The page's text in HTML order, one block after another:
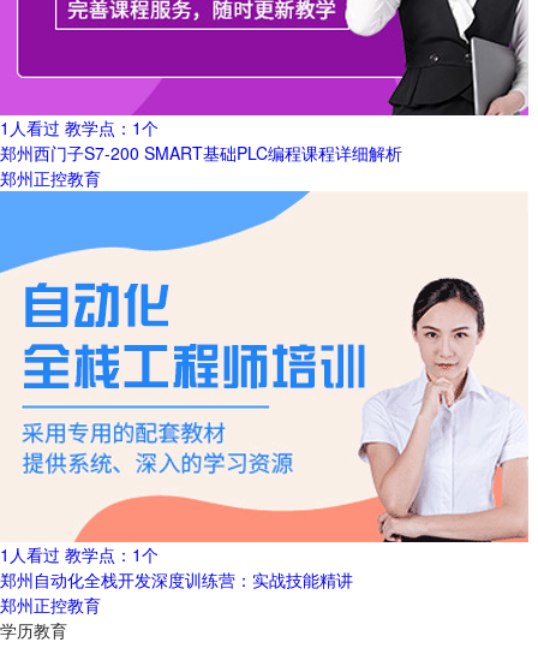
1人看过 教学点： 1个
郑州西门子S7-200 SMART基础PLC编程课程详细解析
郑州正控教育
1人看过 教学点： 1个
郑州自动化全栈开发深度训练营：实战技能精讲
郑州正控教育
学历教育